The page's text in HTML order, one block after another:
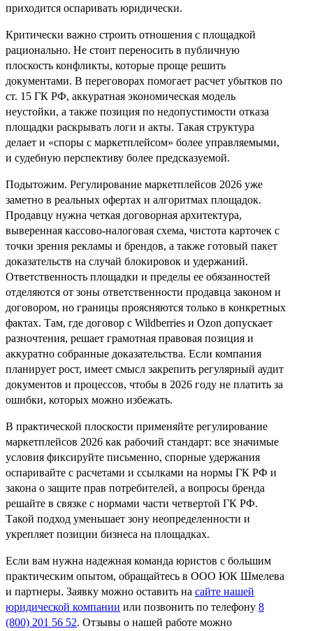
приходится оспаривать юридически.
Критически важно строить отношения с площадкой
рационально. Не стоит переносить в публичную
плоскость конфликты, которые проще решить
документами. В переговорах помогает расчет убытков по
ст. 15 ГК РФ, аккуратная экономическая модель
неустойки, а также позиция по недопустимости отказа
площадки раскрывать логи и акты. Такая структура
делает и «споры с маркетплейсом» более управляемыми,
и судебную перспективу более предсказуемой.
Подытожим. Регулирование маркетплейсов 2026 уже
заметно в реальных офертах и алгоритмах площадок.
Продавцу нужна четкая договорная архитектура,
выверенная кассово‑налоговая схема, чистота карточек с
точки зрения рекламы и брендов, а также готовый пакет
доказательств на случай блокировок и удержаний.
Ответственность площадки и пределы ее обязанностей
отделяются от зоны ответственности продавца законом и
договором, но границы проясняются только в конкретных
фактах. Там, где договор с Wildberries и Ozon допускает
разночтения, решает грамотная правовая позиция и
аккуратно собранные доказательства. Если компания
планирует рост, имеет смысл закрепить регулярный аудит
документов и процессов, чтобы в 2026 году не платить за
ошибки, которых можно избежать.
В практической плоскости применяйте регулирование
маркетплейсов 2026 как рабочий стандарт: все значимые
условия фиксируйте письменно, спорные удержания
оспаривайте с расчетами и ссылками на нормы ГК РФ и
закона о защите прав потребителей, а вопросы бренда
решайте в связке с нормами части четвертой ГК РФ.
Такой подход уменьшает зону неопределенности и
укрепляет позиции бизнеса на площадках.
Если вам нужна надежная команда юристов с большим
практическим опытом, обращайтесь в ООО ЮК Шмелева
и партнеры. Заявку можно оставить на сайте нашей
юридической компании или позвонить по телефону 8
(800) 201 56 52. Отзывы о нашей работе можно